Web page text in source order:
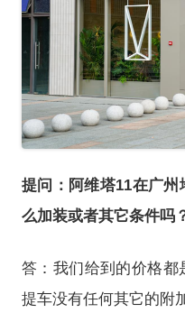
提问：阿维塔11在广
么加装或者其它条件吗
答：我们给到的价格都
提车没有任何其它的附